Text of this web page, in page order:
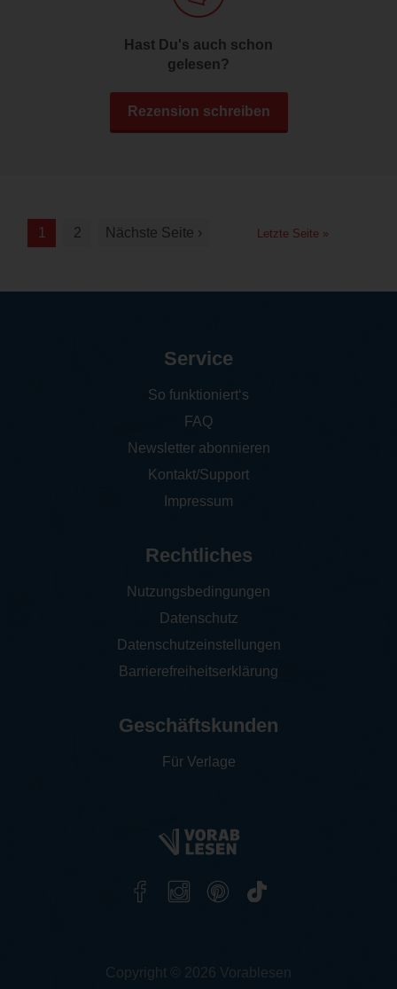
Hast Du's auch schon
gelesen?
Rezension schreiben
1 2 Nächste Seite › Letzte Seite »
Service
So funktioniert‘s
FAQ
Newsletter abonnieren
Kontakt/Support
Impressum
Rechtliches
Nutzungsbedingungen
Datenschutz
Datenschutzeinstellungen
Barrierefreiheitserklärung
Geschäftskunden
Für Verlage
Copyright © 2026 Vorablesen